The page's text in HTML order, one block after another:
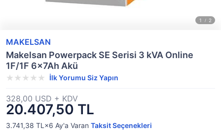
MAKELSAN
Makelsan Powerpack SE Serisi 3 kVA Online
1F/1F 6x7Ah Akü
İlk Yorumu Siz Yapın
20.407,50 TL
328,00 USD + KDV
3.741,38 TL×6 Ay'a Varan Taksit Seçenekleri